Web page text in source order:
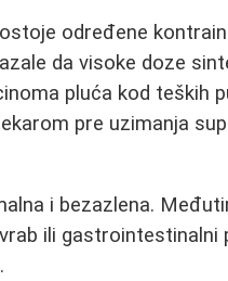
određene
da visoke doze
pluća kod teških
pre uzimanja
i bezazlena.
ili gastrointestinalni